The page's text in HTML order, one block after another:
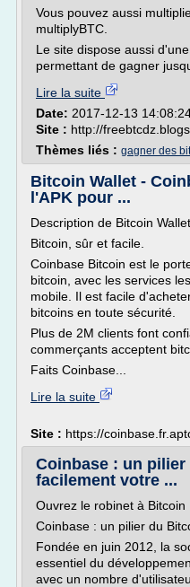
Vous pouvez aussi
multiplyBTC.
Le site dispose aussi
permettant de gagner
Lire la suite
Date: 2017-12-13
Site : http://
Thèmes liés : gagner des
Bitcoin Wallet -
l'APK pour ...
Description de Bitcoin
Bitcoin, sûr et facile.
Coinbase Bitcoin est le
bitcoin, avec les services
mobile. Il est facile
bitcoins en toute sécurité.
Plus de 2M clients font
commerçants acceptent
Faits Coinbase...
Lire la suite
Site : https://
Coinbase : un
facilement votre ...
Ouvrez le robinet à Bitcoin
Coinbase : un pilier du
Fondée en juin 2012, la
essentiel du
avec un nombre